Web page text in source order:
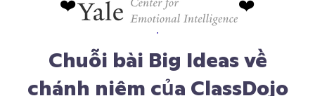
❤️ ❤️
Chuỗi bài Big Ideas về
chánh niệm của ClassDojo